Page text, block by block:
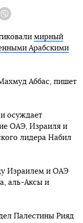
мирный
Арабскими
Аббас, пишет
и осуждает
ОАЭ, Израиля и
лидера Набил
Израилем и ОАЭ
аль-Аксы и
Палестины Рияд